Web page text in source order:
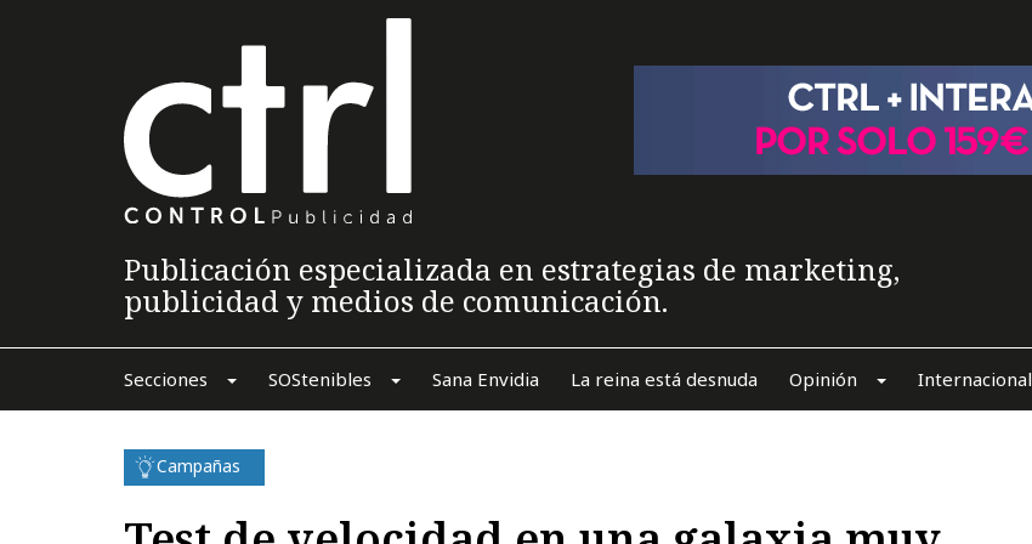
Publicación especializada en estrategias de marketing,
publicidad y medios de comunicación.
Secciones SOStenibles Sana Envidia La reina está desnuda Opinión Internacional
Campañas